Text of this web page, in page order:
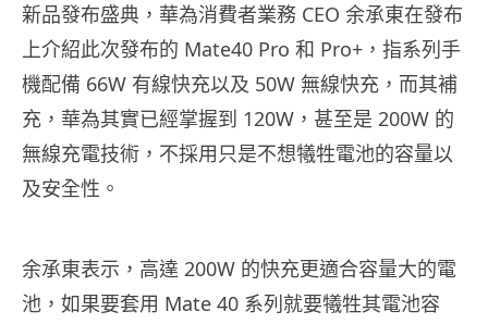
新品發布盛典，華為消費者業務 CEO 余承東在發布
上介紹此次發布的 Mate40 Pro 和 Pro+，指系列手
機配備 66W 有線快充以及 50W 無線快充，而其補
充，華為其實已經掌握到 120W，甚至是 200W 的
無線充電技術，不採用只是不想犧牲電池的容量以
及安全性。
余承東表示，高達 200W 的快充更適合容量大的電
池，如果要套用 Mate 40 系列就要犧牲其電池容